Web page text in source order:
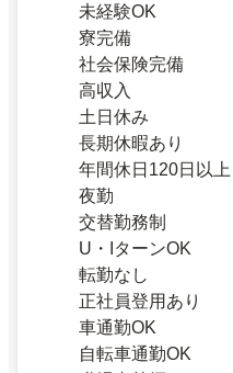
未経験OK
寮完備
社会保険完備
高収入
土日休み
長期休暇あり
年間休日120日以上
夜勤
交替勤務制
U・IターンOK
転勤なし
正社員登用あり
車通勤OK
自転車通勤OK